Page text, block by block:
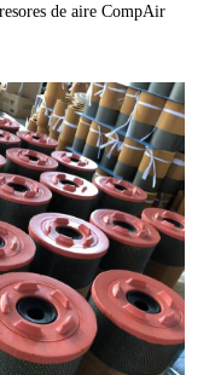
de aire CompAir